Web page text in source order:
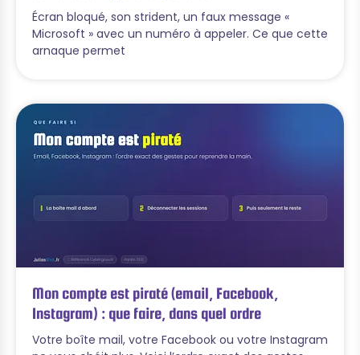
Écran bloqué, son strident, un faux message «
Microsoft » avec un numéro à appeler. Ce que cette
arnaque permet
Mon compte est piraté (email, Facebook,
Instagram) : que faire, dans quel ordre
Votre boîte mail, votre Facebook ou votre Instagram